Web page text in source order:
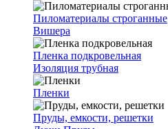
Пиломатериалы строганные
Вишера
Пленка подкровельная
Изоляция трубная
Пленки
Пруды, емкости, решетки